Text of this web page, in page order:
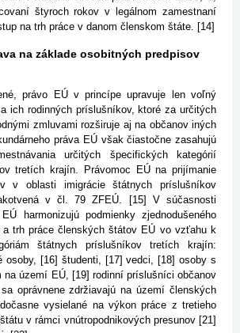
štyroch rokov v legálnom zamestnaní
na trh práce v danom členskom štáte. [14]
na základe osobitných predpisov
právo EÚ v princípe upravuje len voľný
ich rodinných príslušníkov, ktoré za určitých
zmluvami rozširuje aj na občanov iných
práva EÚ však čiastočne zasahujú
určitých špecifických kategórií
tretích krajín. Právomoc EÚ na prijímanie
v oblasti imigrácie štátnych príslušníkov
v čl. 79 ZFEÚ. [15] V súčasnosti
harmonizujú podmienky zjednodušeného
a trh práce členských štátov EÚ vo vzťahu k
štátnych príslušníkov tretích krajín:
osoby, [16] študenti, [17] vedci, [18] osoby s
na území EÚ, [19] rodinní príslušníci občanov
oprávnene zdržiavajú na území členských
vysielané na výkon práce z tretieho
v rámci vnútropodnikových presunov [21]